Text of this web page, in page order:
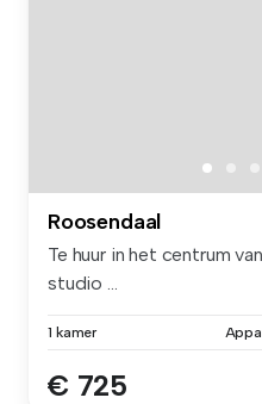
Roosendaal
Te huur in het centrum
studio ...
1 kamer
€ 725